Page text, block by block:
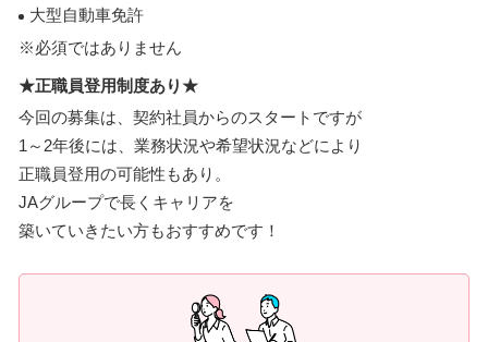
大型自動車免許
※必須ではありません
★正職員登用制度あり★
今回の募集は、契約社員からのスタートですが
1～2年後には、業務状況や希望状況などにより
正職員登用の可能性もあり。
JAグループで長くキャリアを
築いていきたい方もおすすめです！